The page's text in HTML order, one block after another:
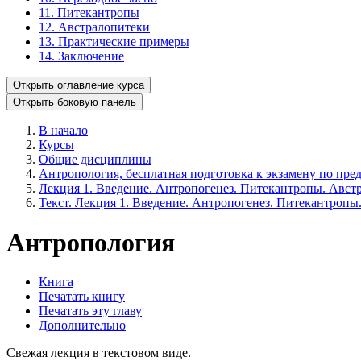
11. Питекантропы
12. Австралопитеки
13. Практические примеры
14. Заключение
Открыть оглавление курса
Открыть боковую панель
В начало
Курсы
Общие дисциплины
Антропология, бесплатная подготовка к экзамену по
Лекция 1. Введение. Антропогенез. Питекантропы.
Текст. Лекция 1. Введение. Антропогенез.
Антропология
Книга
Печатать книгу
Печатать эту главу
Дополнительно
Свежая лекция в текстовом виде.